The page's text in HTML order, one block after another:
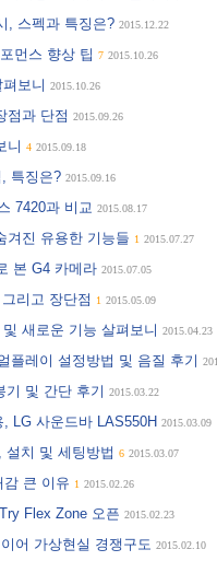
, 스펙과 특징은? 2015.12.22
먼스 향상 팁 7 2015.10.26
보니 2015.10.26
점과 단점 2015.09.26
니 4 2015.09.18
특징은? 2015.09.16
7420과 비교 2015.08.17
겨진 유용한 기능들 1 2015.07.27
본 G4 카메라 2015.07.05
리고 장단점 1 2015.05.09
새로운 기능 살펴보니 2015.04.23
플레이 설정방법 및 음질 후기
기 및 간단 후기 2015.03.22
LG 사운드바 LAS550H 2015.03.09
설치 및 세팅방법 6 2015.03.07
감 큰 이유 1 2015.02.26
Flex Zone 오픈 2015.02.23
어 가상현실 경쟁구도 2015.02.10